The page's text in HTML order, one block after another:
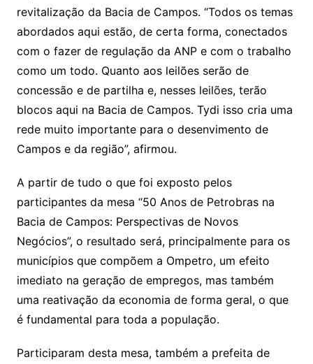
revitalização da Bacia de Campos. “Todos os temas
abordados aqui estão, de certa forma, conectados
com o fazer de regulação da ANP e com o trabalho
como um todo. Quanto aos leilões serão de
concessão e de partilha e, nesses leilões, terão
blocos aqui na Bacia de Campos. Tydi isso cria uma
rede muito importante para o desenvimento de
Campos e da região”, afirmou.
A partir de tudo o que foi exposto pelos
participantes da mesa “50 Anos de Petrobras na
Bacia de Campos: Perspectivas de Novos
Negócios”, o resultado será, principalmente para os
municípios que compõem a Ompetro, um efeito
imediato na geração de empregos, mas também
uma reativação da economia de forma geral, o que
é fundamental para toda a população.
Participaram desta mesa, também a prefeita de